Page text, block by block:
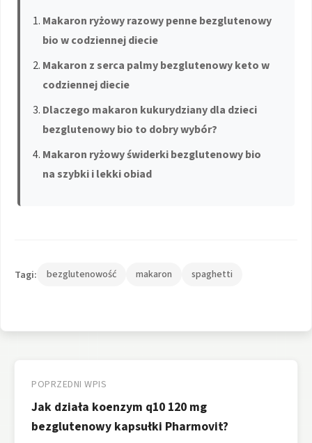
Makaron ryżowy razowy penne bezglutenowy
bio w codziennej diecie
Makaron z serca palmy bezglutenowy keto w
codziennej diecie
Dlaczego makaron kukurydziany dla dzieci
bezglutenowy bio to dobry wybór?
Makaron ryżowy świderki bezglutenowy bio
na szybki i lekki obiad
Tagi: bezglutenowość makaron spaghetti
wpisu
POPRZEDNI WPIS
Jak działa koenzym q10 120 mg
bezglutenowy kapsułki Pharmovit?